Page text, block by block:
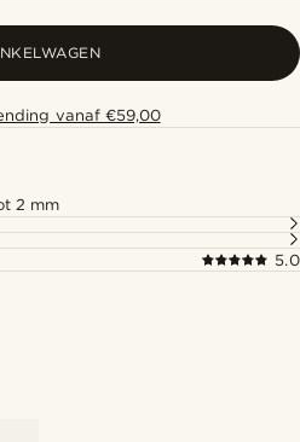
vanaf €59,00
2 mm
5.0